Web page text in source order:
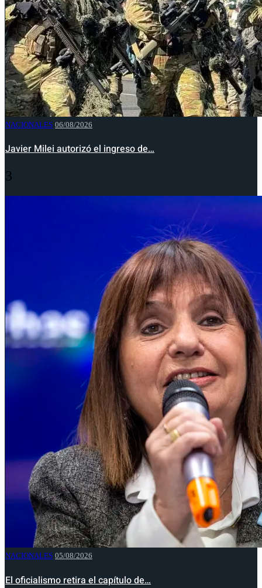
NACIONALES 06/08/2026
Javier Milei autorizó el ingreso de…
3
NACIONALES 05/08/2026
El oficialismo retira el capítulo de…